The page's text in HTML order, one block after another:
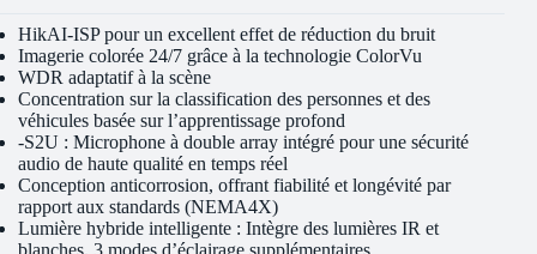
HikAI-ISP pour un excellent effet de réduction du bruit
Imagerie colorée 24/7 grâce à la technologie ColorVu
WDR adaptatif à la scène
Concentration sur la classification des personnes et des
véhicules basée sur l’apprentissage profond
-S2U : Microphone à double array intégré pour une sécurité
audio de haute qualité en temps réel
Conception anticorrosion, offrant fiabilité et longévité par
rapport aux standards (NEMA4X)
Lumière hybride intelligente : Intègre des lumières IR et
blanches, 3 modes d’éclairage supplémentaires